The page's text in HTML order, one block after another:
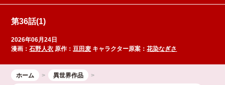
第36話(1)
2026年06月24日
漫画：石野人衣 原作：豆田麦 キャラクター原案：花染なぎさ
ホーム
異世界作品